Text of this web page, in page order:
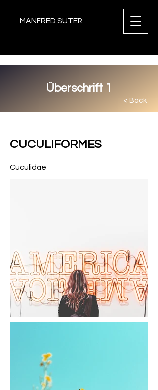
MANFRED SUTER
Überschrift 1
< Back
CUCULIFORMES
Cuculidae